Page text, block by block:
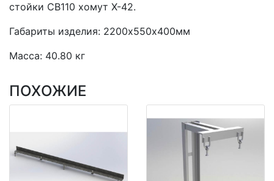
стойки СВ110 хомут Х-42.
Габариты изделия: 2200х550х400мм
Масса: 40.80 кг
ПОХОЖИЕ